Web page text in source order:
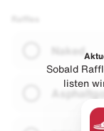
Naked
Sobald
listen